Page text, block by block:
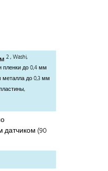
м2, Washi,
пленки до 0,4 мм
металла до 0,3 мм
датчиком (90